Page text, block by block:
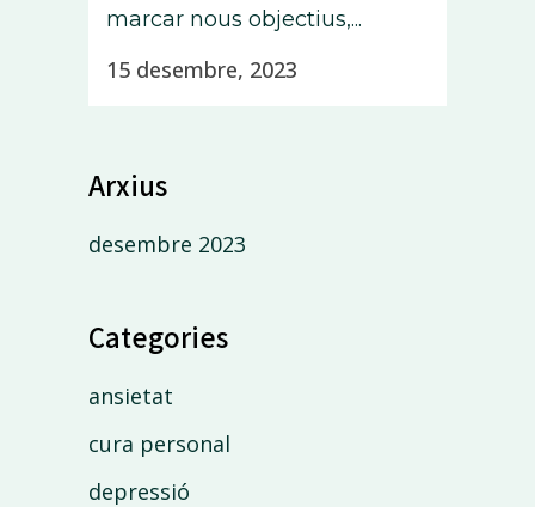
marcar nous objectius,...
15 desembre, 2023
Arxius
desembre 2023
Categories
ansietat
cura personal
depressió